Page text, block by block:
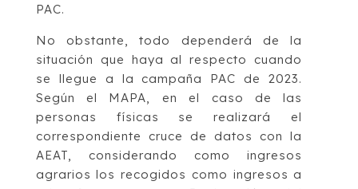
PAC.
No obstante, todo dependerá de la
situación que haya al respecto cuando
se llegue a la campaña PAC de 2023.
Según el MAPA, en el caso de las
personas físicas se realizará el
correspondiente cruce de datos con la
AEAT, considerando como ingresos
agrarios los recogidos como ingresos a